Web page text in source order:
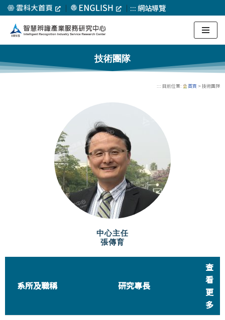
Skip
to
｜ ｜ :::網站導覽
技術團隊
::: 目前位置: 首頁 > 技術團隊
中心主任
張傳育
系所及職稱 研究專長
查
看
更
多